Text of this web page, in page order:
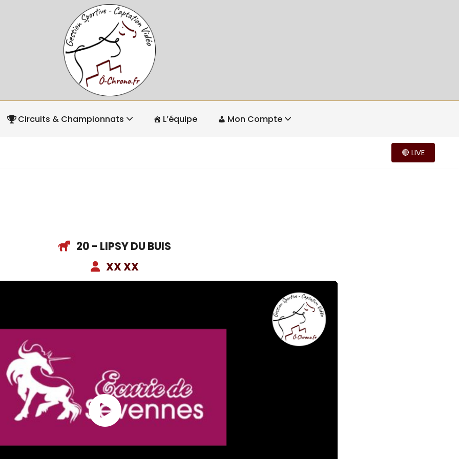
Circuits & Championnats L’équipe Mon Compte
🔴 LIVE
20 - LIPSY DU BUIS
XX XX